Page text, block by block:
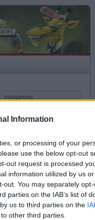
Information
or processing of your
use the below opt-out
out request is processed
information utilized by us
You may separately
parties on the IAB’s list of
us to third parties on the
other third parties.
Inloggning
Kom ihåg mig
Glömt ditt lösenord?
Få ny aktiveringslänk
Betapet är gratis!